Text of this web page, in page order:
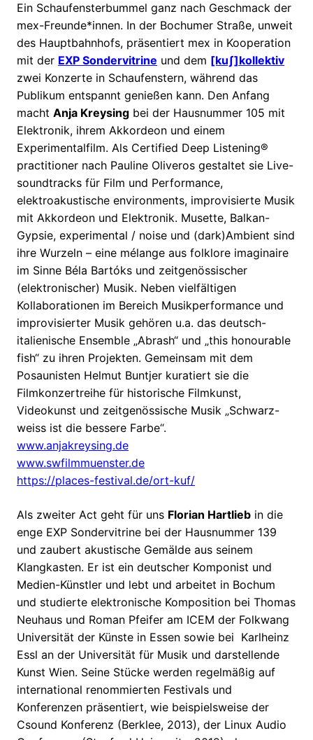
Ein Schaufensterbummel ganz nach Geschmack der
mex-Freunde*innen. In der Bochumer Straße, unweit
des Hauptbahnhofs, präsentiert mex in Kooperation
mit der EXP Sondervitrine und dem [kuʃ]kollektiv
zwei Konzerte in Schaufenstern, während das
Publikum entspannt genießen kann. Den Anfang
macht Anja Kreysing bei der Hausnummer 105 mit
Elektronik, ihrem Akkordeon und einem
Experimentalfilm. Als Certified Deep Listening®
practitioner nach Pauline Oliveros gestaltet sie Live-
soundtracks für Film und Performance,
elektroakustische environments, improvisierte Musik
mit Akkordeon und Elektronik. Musette, Balkan-
Gypsie, experimental / noise und (dark)Ambient sind
ihre Wurzeln – eine mélange aus folklore imaginaire
im Sinne Béla Bartóks und zeitgenössischer
(elektronischer) Musik. Neben vielfältigen
Kollaborationen im Bereich Musikperformance und
improvisierter Musik gehören u.a. das deutsch-
italienische Ensemble „Abrash“ und „this honourable
fish“ zu ihren Projekten. Gemeinsam mit dem
Posaunisten Helmut Buntjer kuratiert sie die
Filmkonzertreihe für historische Filmkunst,
Videokunst und zeitgenössische Musik „Schwarz-
weiss ist die bessere Farbe“.
www.anjakreysing.de
www.swfilmmuenster.de
https://places-festival.de/ort-kuf/
Als zweiter Act geht für uns Florian Hartlieb in die
enge EXP Sondervitrine bei der Hausnummer 139
und zaubert akustische Gemälde aus seinem
Klangkasten. Er ist ein deutscher Komponist und
Medien-Künstler und lebt und arbeitet in Bochum
und studierte elektronische Komposition bei Thomas
Neuhaus und Roman Pfeifer am ICEM der Folkwang
Universität der Künste in Essen sowie bei Karlheinz
Essl an der Universität für Musik und darstellende
Kunst Wien. Seine Stücke werden regelmäßig auf
international renommierten Festivals und
Konferenzen präsentiert, wie beispielsweise der
Csound Konferenz (Berklee, 2013), der Linux Audio